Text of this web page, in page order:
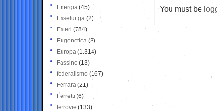
You must be
Energia (45)
Esselunga (2)
Esteri (784)
Eugenetica (3)
Europa (1.314)
Fassino (13)
federalismo (167)
Ferrara (21)
Ferretti (6)
ferrovie (133)